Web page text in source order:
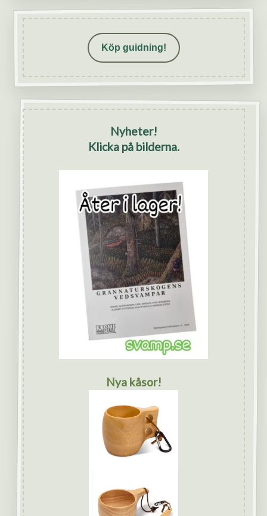
Köp guidning!
Nyheter!
Klicka på bilderna.
Nya kåsor!